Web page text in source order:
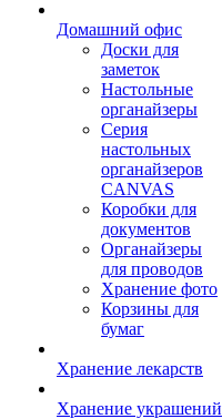
Домашний офис
Доски для
заметок
Настольные
органайзеры
Серия
настольных
органайзеров
CANVAS
Коробки для
документов
Органайзеры
для проводов
Хранение фото
Корзины для
бумаг
Хранение лекарств
Хранение украшений